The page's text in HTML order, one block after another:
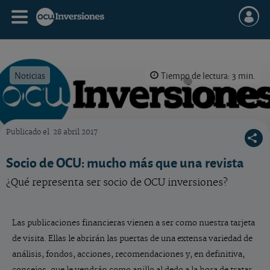
Noticias Tiempo de lectura: 3 min.
Publicado el 28 abril 2017
Socio de OCU: mucho más que una revista
¿Qué representa ser socio de OCU inversiones?
Las publicaciones financieras vienen a ser como nuestra tarjeta
de visita. Ellas le abrirán las puertas de una extensa variedad de
análisis, fondos, acciones, recomendaciones y, en definitiva,